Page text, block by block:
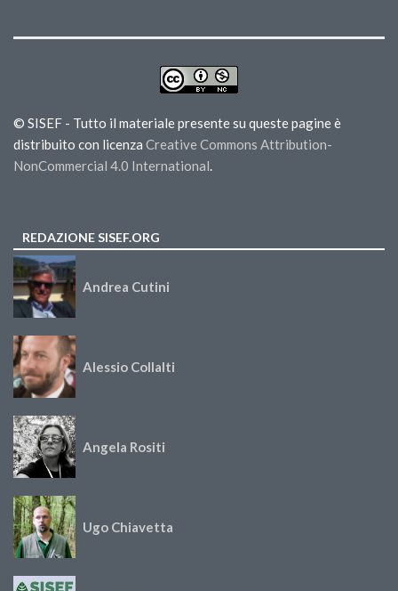
© SISEF - Tutto il materiale presente su queste pagine è
distribuito con licenza Creative Commons Attribution-
NonCommercial 4.0 International.
REDAZIONE SISEF.ORG
Andrea Cutini
Alessio Collalti
Angela Rositi
Ugo Chiavetta